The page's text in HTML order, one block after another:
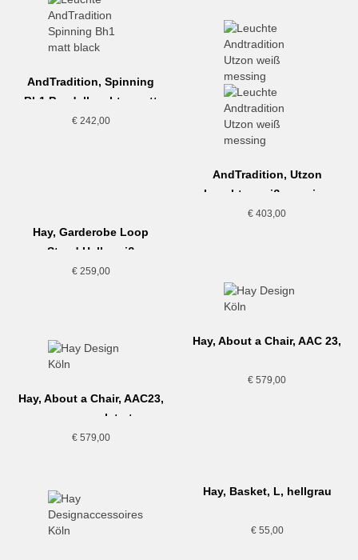
AndTradition, Spinning
Bh1 Pendelleuchte, matt
schwarz
€242,00
AndTradition, Utzon
Leuchte, weiß messing
€ 403,00
Hay, Garderobe Loop
Stand Hall, weiß
€259,00
Hay, About a Chair, AAC 23,
€ 579,00
Hay, About a Chair, AAC23,
grau gepolstert
€579,00
Hay, Basket, L, hellgrau
€55,00